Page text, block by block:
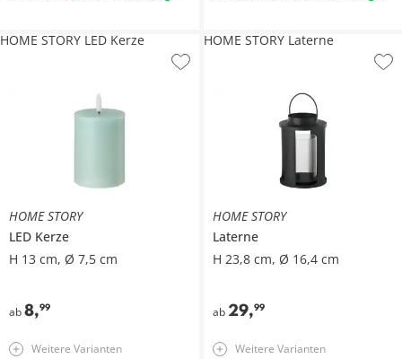
HOME STORY
LED Kerze
H 13 cm, Ø 7,5 cm
ab8,99
HOME STORY LED Kerze
Weitere Varianten
HOME STORY
Laterne
H 23,8 cm, Ø 16,4 cm
ab 29,99
HOME STORY Laterne
Weitere Varianten